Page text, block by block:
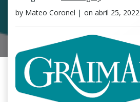
by Mateo Coronel | on abril 25, 2022